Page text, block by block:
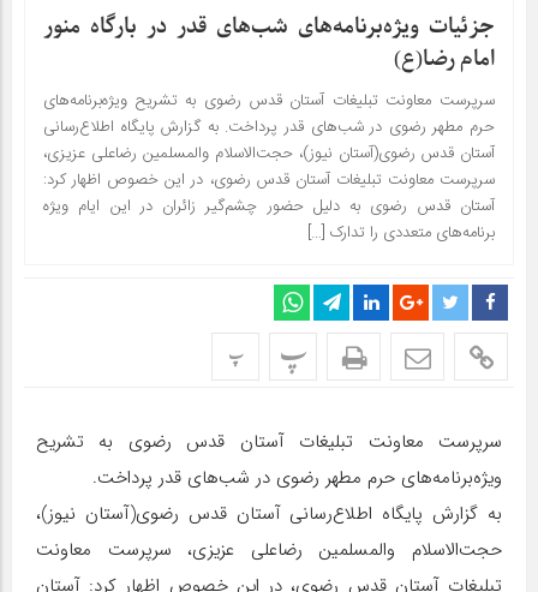
جزئیات ویژه‌برنامه‌های شب‌های قدر در بارگاه منور
امام رضا(ع)
سرپرست معاونت تبلیغات آستان قدس رضوی به تشریح ویژه‌برنامه‌های
حرم مطهر رضوی در شب‌های قدر پرداخت. به گزارش پایگاه اطلاع‌رسانی
آستان قدس رضوی(آستان نیوز)، ﺣﺠﺖ‌اﻻﺳﻼم والمسلمین رضاعلی عزیزی،
سرپرست معاونت تبلیغات آستان قدس رضوی، در این خصوص اظهار کرد:
آﺳﺘﺎن ﻗﺪس رﺿﻮی ﺑﻪ دلیل ﺣﻀﻮر ﭼﺸﻢﮔﯿﺮ زاﺋﺮان در این ایام ویژه
برنامه‌های متعددی را تدارک […]
پ پ
سرپرست معاونت تبلیغات آستان قدس رضوی به تشریح
ویژه‌برنامه‌های حرم مطهر رضوی در شب‌های قدر پرداخت.
به گزارش پایگاه اطلاع‌رسانی آستان قدس رضوی(آستان نیوز)،
ﺣﺠﺖ‌اﻻﺳﻼم والمسلمین رضاعلی عزیزی، سرپرست معاونت
تبلیغات آستان قدس رضوی، در این خصوص اظهار کرد: آﺳﺘﺎن